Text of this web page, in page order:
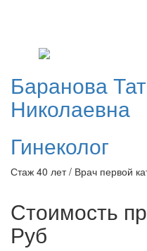
Баранова
Николаевна
Гинеколог
Стаж 40 лет / Врач первой
Стоимость
Руб